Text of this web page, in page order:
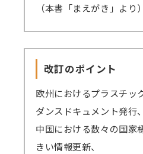
（本書「まえがき」より）
改訂のポイント
欧州におけるプラスチッ
ダンスドキュメント発行、
中国における数々の国家
きい情報更新、